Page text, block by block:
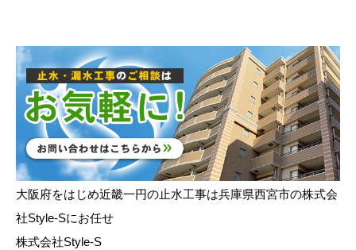
大阪府をはじめ近畿一円の止水工事は兵庫県西宮市の株式会
社Style-Sにお任せ
株式会社Style-S